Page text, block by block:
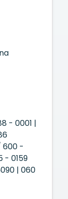
- 0001 |
600 -
- 0159
| 060